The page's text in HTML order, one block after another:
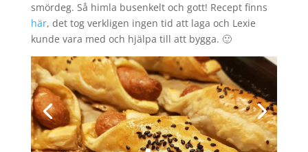
smördeg. Så himla busenkelt och gott! Recept finns
här, det tog verkligen ingen tid att laga och Lexie
kunde vara med och hjälpa till att bygga. 🙂